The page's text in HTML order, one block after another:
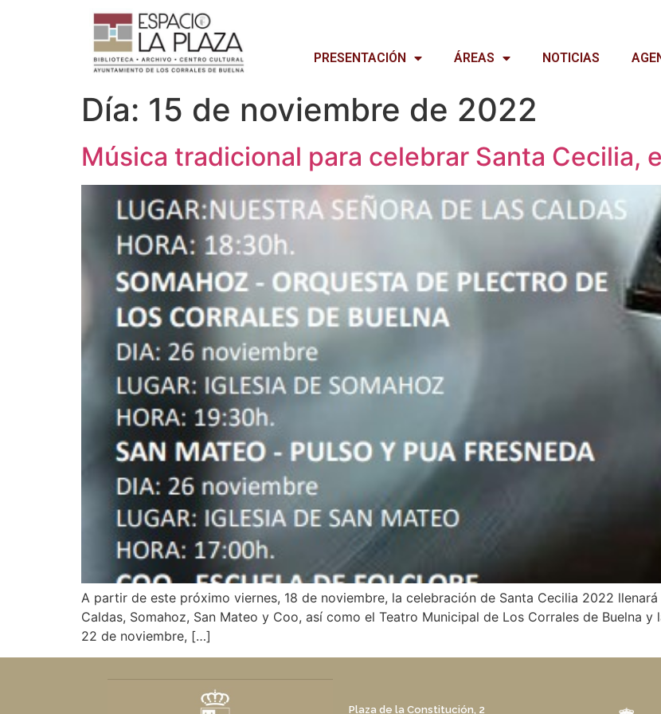
PRESENTACIÓN ÁREAS NOTICIAS
Día: 15 de noviembre de 2022
Música tradicional para celebrar Santa Cecilia,
A partir de este próximo viernes, 18 de noviembre, la celebración de Santa Cecilia 2022
Caldas, Somahoz, San Mateo y Coo, así como el Teatro Municipal de Los Corrales de Buelna
22 de noviembre, […]
Plaza de la Constitución, 2